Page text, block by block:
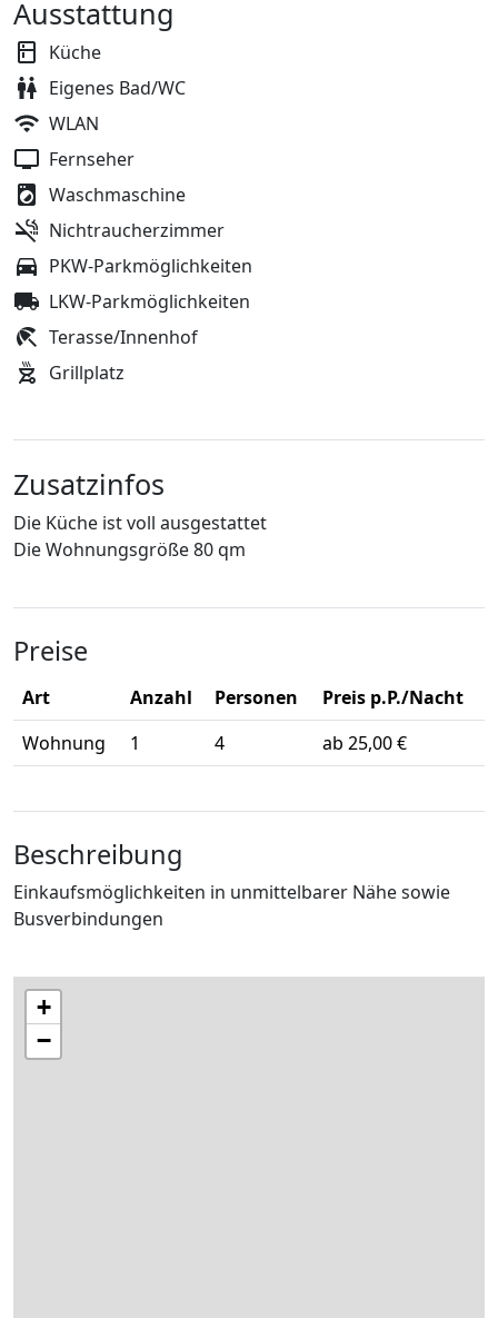
Ausstattung
Küche
Eigenes Bad/WC
WLAN
Fernseher
Waschmaschine
Nichtraucherzimmer
PKW-Parkmöglichkeiten
LKW-Parkmöglichkeiten
Terasse/Innenhof
Grillplatz
Zusatzinfos
Die Küche ist voll ausgestattet
Die Wohnungsgröße 80 qm
Preise
Art Anzahl Personen
Preis p.P./Nacht
Wohnung
1 4 ab 25,00 €
Beschreibung
Einkaufsmöglichkeiten in unmittelbarer Nähe sowie
Busverbindungen
+
−